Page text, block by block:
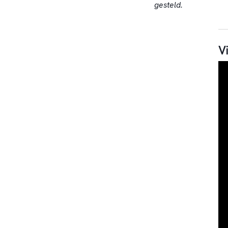
gesteld.